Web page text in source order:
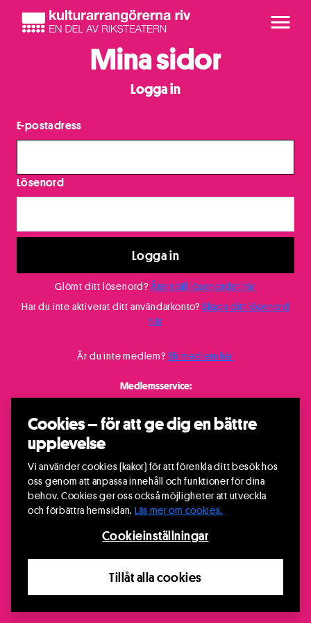
Cookies – för att ge dig en bättre
upplevelse
Vi använder cookies (kakor) för att förenkla ditt besök hos
oss genom att anpassa innehåll och funktioner för dina
behov. Cookies ger oss också möjligheter att utveckla
och förbättra hemsidan. Läs mer om cookies.
Cookieinställningar
Tillåt alla cookies
Mina sidor
Logga in
E-postadress
Lösenord
Logga in
Glömt ditt lösenord? Återställ lösenordet här
Har du inte aktiverat ditt användarkonto? Skapa ditt lösenord
här
Är du inte medlem? Bli medlem här
Medlemsservice:
08-531 99 300/medlem@riksteatern.se